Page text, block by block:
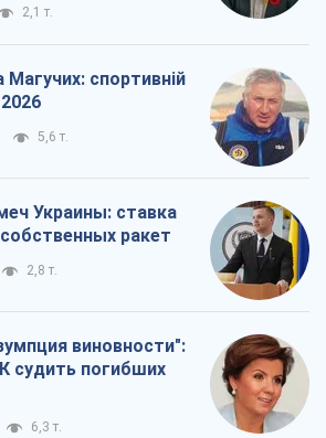
2,1 т.
Магучих: спортивній
5,6 т.
Украины: ставка
ракет
2,8 т.
виновности":
судить погибших
6,3 т.